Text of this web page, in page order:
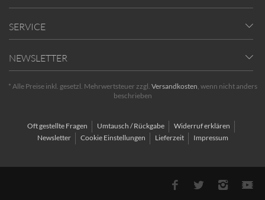
SERVICE
NEWSLETTER
* Alle Preise inkl. gesetzl. Mehrwertsteuer zzgl. Versandkosten, wenn nicht anders
beschrieben
Oft gestellte Fragen Umtausch / Rückgabe
Widerruf erklären
Newsletter
Cookie Einstellungen Lieferzeit Impressum